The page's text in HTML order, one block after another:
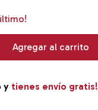
y tienes envío gratis!